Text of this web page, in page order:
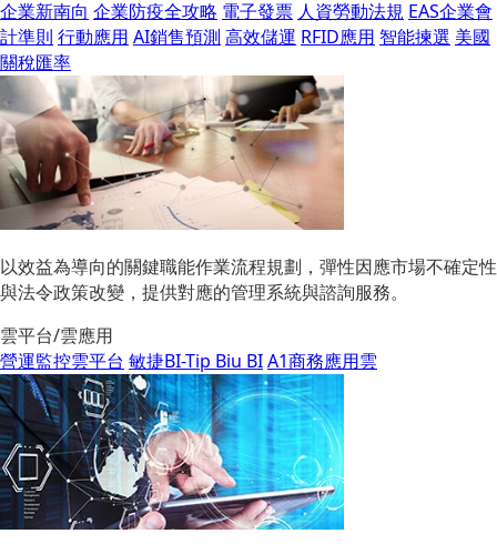
企業新南向 企業防疫全攻略 電子發票 人資勞動法規 EAS企業會
計準則 行動應用 AI銷售預測 高效儲運 RFID應用 智能揀選 美國
關稅匯率
以效益為導向的關鍵職能作業流程規劃，彈性因應市場不確定性
與法令政策改變，提供對應的管理系統與諮詢服務。
雲平台/雲應用
營運監控雲平台 敏捷BI-Tip Biu BIA1商務應用雲